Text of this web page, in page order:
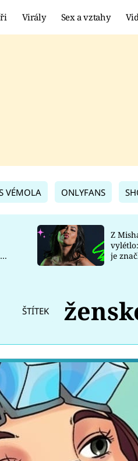
Virály Sex a vztahy
VÉMOLA ONLYFANS
Z
je
ŠTÍTEK